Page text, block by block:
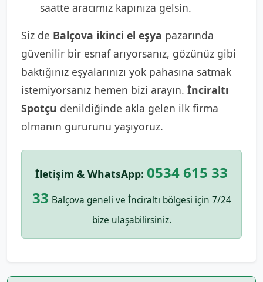
saatte aracımız kapınıza gelsin.
Siz de Balçova ikinci el eşya pazarında
güvenilir bir esnaf arıyorsanız, gözünüz gibi
baktığınız eşyalarınızı yok pahasına satmak
istemiyorsanız hemen bizi arayın. İnciraltı
Spotçu denildiğinde akla gelen ilk firma
olmanın gururunu yaşıyoruz.
İletişim & WhatsApp: 0534 615 33
33 Balçova geneli ve İnciraltı bölgesi için 7/24
bize ulaşabilirsiniz.